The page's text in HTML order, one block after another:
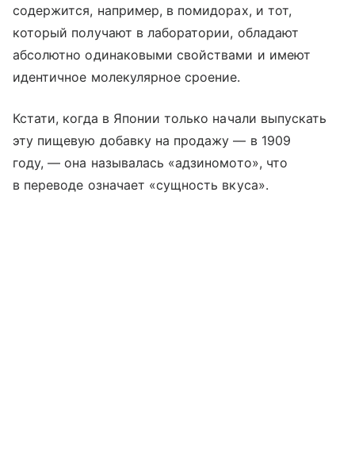
содержится, например, в помидорах, и тот,
который получают в лаборатории, обладают
абсолютно одинаковыми свойствами и имеют
идентичное молекулярное сроение.
Кстати, когда в Японии только начали выпускать
эту пищевую добавку на продажу — в 1909
году, — она называлась «адзиномото», что
в переводе означает «сущность вкуса».